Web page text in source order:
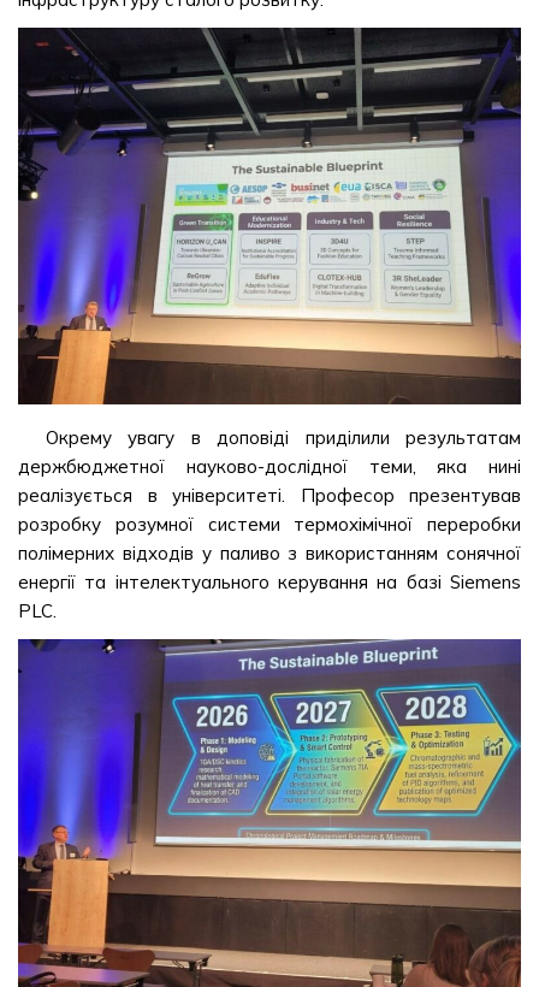
Окрему увагу в доповіді приділили результатам
держбюджетної науково-дослідної теми, яка нині
реалізується в університеті. Професор презентував
розробку розумної системи термохімічної переробки
полімерних відходів у паливо з використанням сонячної
енергії та інтелектуального керування на базі Siemens
PLC.